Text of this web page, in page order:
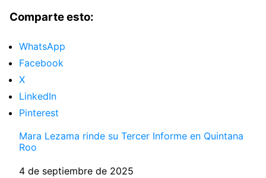
Comparte esto:
WhatsApp
Facebook
X
LinkedIn
Pinterest
Mara Lezama rinde su Tercer Informe en Quintana
Roo
Fecha
4 de septiembre de 2025